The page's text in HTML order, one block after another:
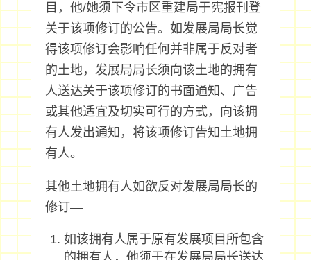
目，他/她须下令市区重建局于宪报刊登
关于该项修订的公告。如发展局局长觉
得该项修订会影响任何并非属于反对者
的土地，发展局局长须向该土地的拥有
人送达关于该项修订的书面通知、广告
或其他适宜及切实可行的方式，向该拥
有人发出通知，将该项修订告知土地拥
有人。
其他土地拥有人如欲反对发展局局长的
修订—
如该拥有人属于原有发展项目所包含
的拥有人，他须于在发展局局长送达